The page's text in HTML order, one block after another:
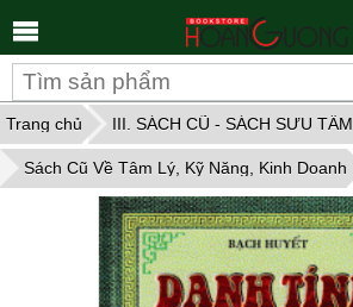
Trang chủ III. SÁCH CŨ - SÁCH SƯU TẦM
Sách Cũ Về Tâm Lý, Kỹ Năng, Kinh Doanh